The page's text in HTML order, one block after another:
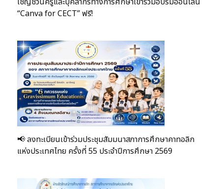
“Canva for CECT” ฟรี!
📢 ลงทะเบียนเข้าร่วมประชุมสัมมนาสภาการศึกษาคาทอลิก
แห่งประเทศไทย ครั้งที่ 55 ประจำปีการศึกษา 2569